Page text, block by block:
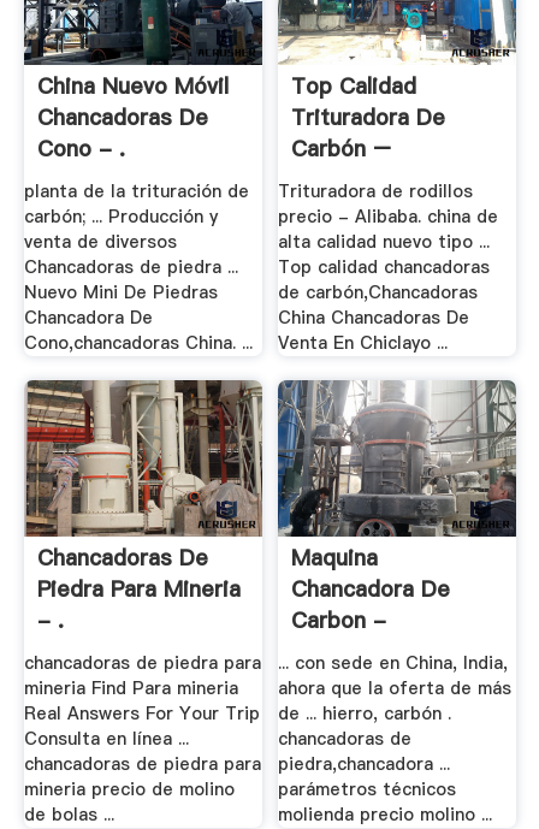
China Nuevo Móvil
Chancadoras De
Cono - .
planta de la trituración de
carbón; ... Producción y
venta de diversos
Chancadoras de piedra ...
Nuevo Mini De Piedras
Chancadora De
Cono,chancadoras China. ...
Top Calidad
Trituradora De
Carbón –
Trituradora .
Trituradora de rodillos
precio - Alibaba. china de
alta calidad nuevo tipo ...
Top calidad chancadoras
de carbón,Chancadoras
China Chancadoras De
Venta En Chiclayo ...
Chancadoras De
Piedra Para Mineria
- .
chancadoras de piedra para
mineria Find Para mineria
Real Answers For Your Trip
Consulta en línea ...
chancadoras de piedra para
mineria precio de molino
de bolas ...
Maquina
Chancadora De
Carbon -
Trituradora De .
... con sede en China, India,
ahora que la oferta de más
de ... hierro, carbón .
chancadoras de
piedra,chancadora ...
parámetros técnicos
molienda precio molino ...